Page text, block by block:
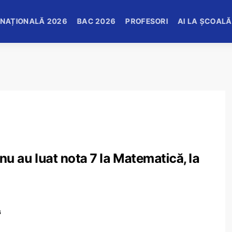
2026 BAC 2026 PROFESORI AI LA ȘCOALĂ
au luat nota 7 la Matematică, la